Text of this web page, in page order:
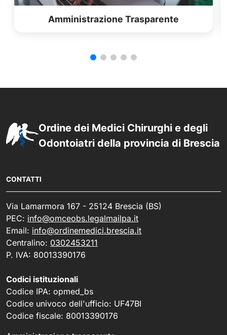
Amministrazione Trasparente
Ordine dei Medici Chirurghi e degli
Odontoiatri della provincia di Brescia
CONTATTI
Via Lamarmora 167 - 25124 Brescia (BS)
PEC: info@omceobs.legalmailpa.it
Email: info@ordinemedici.brescia.it
Centralino: 0302453211
P. IVA: 80013390176
Codici istituzionali
Codice IPA: opmed_bs
Codice univoco dell'ufficio: UF47BI
Codice fiscale: 80013390176